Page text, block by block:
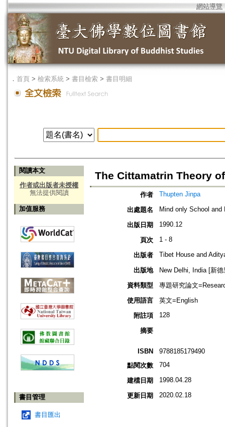
網站導覽
． 首頁 > 檢索系統 > 書目檢索 > 書目明細
閱讀本文
作者或出版者未授權
無法提供閱讀
加值服務
書目管理
書目匯出
The Cittamatrin Theory
作者 Thupten Jinpa
出處題名 Mind only School and
出版日期 1990.12
頁次 1 - 8
出版者 Tibet House and
出版地
New Delhi, India [新
資料類型
專題研究論文
使用語言
英文=English
附註項
128
摘要
ISBN
9788185179490
點閱次數
704
建檔日期 1998.04.28
更新日期 2020.02.18